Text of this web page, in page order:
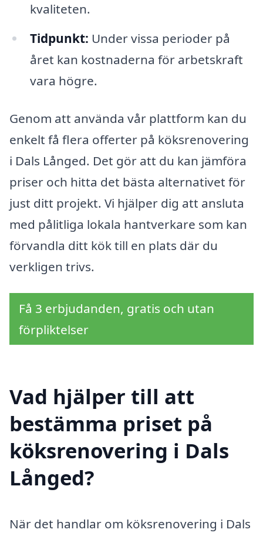
kvaliteten.
Tidpunkt: Under vissa perioder på
året kan kostnaderna för arbetskraft
vara högre.
Genom att använda vår plattform kan du
enkelt få flera offerter på köksrenovering
i Dals Långed. Det gör att du kan jämföra
priser och hitta det bästa alternativet för
just ditt projekt. Vi hjälper dig att ansluta
med pålitliga lokala hantverkare som kan
förvandla ditt kök till en plats där du
verkligen trivs.
Få 3 erbjudanden, gratis och utan
förpliktelser
Vad hjälper till att
bestämma priset på
köksrenovering i Dals
Långed?
När det handlar om köksrenovering i Dals